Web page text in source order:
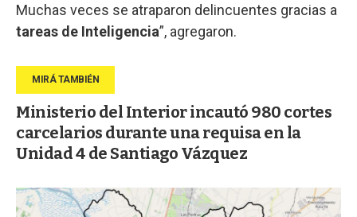
Muchas veces se atraparon delincuentes gracias a
tareas de Inteligencia”, agregaron.
Ministerio del Interior incautó 980 cortes
carcelarios durante una requisa en la
Unidad 4 de Santiago Vázquez